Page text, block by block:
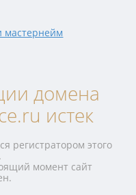
домена
истек
регистратором этого
момент сайт